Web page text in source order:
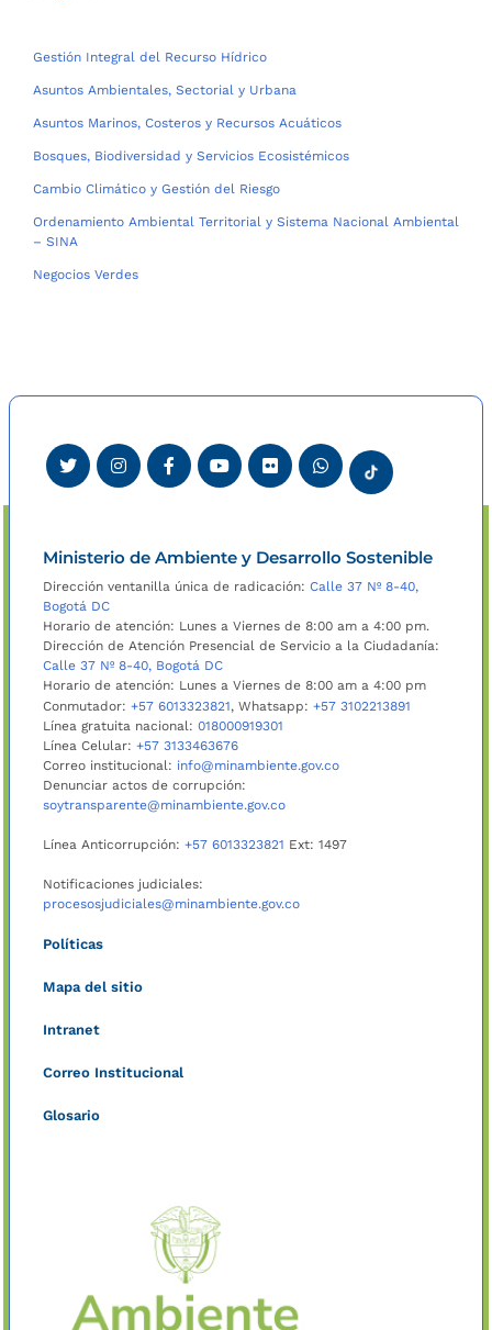
Gestión Integral del Recurso Hídrico
Asuntos Ambientales, Sectorial y Urbana
Asuntos Marinos, Costeros y Recursos Acuáticos
Bosques, Biodiversidad y Servicios Ecosistémicos
Cambio Climático y Gestión del Riesgo
Ordenamiento Ambiental Territorial y Sistema Nacional Ambiental
– SINA
Negocios Verdes
Ministerio de Ambiente y Desarrollo Sostenible
Dirección ventanilla única de radicación: Calle 37 Nº 8-40,
Bogotá DC
Horario de atención: Lunes a Viernes de 8:00 am a 4:00 pm.
Dirección de Atención Presencial de Servicio a la Ciudadanía:
Calle 37 Nº 8-40, Bogotá DC
Horario de atención: Lunes a Viernes de 8:00 am a 4:00 pm
Conmutador: +57 6013323821, Whatsapp: +57 3102213891
Línea gratuita nacional: 018000919301
Línea Celular: +57 3133463676
Correo institucional: info@minambiente.gov.co
Denunciar actos de corrupción:
soytransparente@minambiente.gov.co
Línea Anticorrupción: +57 6013323821 Ext: 1497
Notificaciones judiciales:
procesosjudiciales@minambiente.gov.co
Políticas
Mapa del sitio
Intranet
Correo Institucional
Glosario